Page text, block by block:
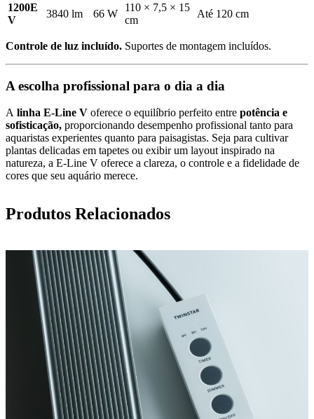
1200E
V
3840 lm 66 W
110 × 7,5 × 15
cm
Até 120 cm
Controle de luz incluído. Suportes de montagem incluídos.
A escolha profissional para o dia a dia
A linha E-Line V oferece o equilíbrio perfeito entre potência e
sofisticação, proporcionando desempenho profissional tanto para
aquaristas experientes quanto para paisagistas. Seja para cultivar
plantas delicadas em tapetes ou exibir um layout inspirado na
natureza, a E-Line V oferece a clareza, o controle e a fidelidade de
cores que seu aquário merece.
Produtos Relacionados